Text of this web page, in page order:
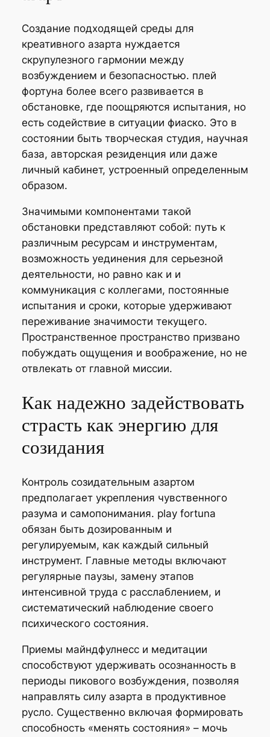
Создание подходящей среды для
креативного азарта нуждается
скрупулезного гармонии между
возбуждением и безопасностью. плей
фортуна более всего развивается в
обстановке, где поощряются испытания, но
есть содействие в ситуации фиаско. Это в
состоянии быть творческая студия, научная
база, авторская резиденция или даже
личный кабинет, устроенный определенным
образом.
Значимыми компонентами такой
обстановки представляют собой: путь к
различным ресурсам и инструментам,
возможность уединения для серьезной
деятельности, но равно как и и
коммуникация с коллегами, постоянные
испытания и сроки, которые удерживают
переживание значимости текущего.
Пространственное пространство призвано
побуждать ощущения и воображение, но не
отвлекать от главной миссии.
Как надежно задействовать
страсть как энергию для
созидания
Контроль созидательным азартом
предполагает укрепления чувственного
разума и самопонимания. play fortuna
обязан быть дозированным и
регулируемым, как каждый сильный
инструмент. Главные методы включают
регулярные паузы, замену этапов
интенсивной труда с расслаблением, и
систематический наблюдение своего
психического состояния.
Приемы майндфулнесс и медитации
способствуют удерживать осознанность в
периоды пикового возбуждения, позволяя
направлять силу азарта в продуктивное
русло. Существенно включая формировать
способность «менять состояния» – мочь